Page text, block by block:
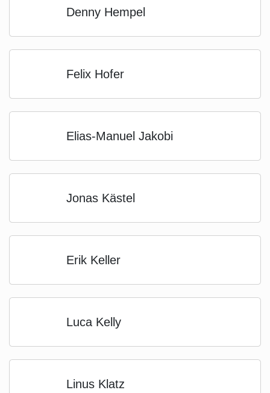
Denny Hempel
Felix Hofer
Elias-Manuel Jakobi
Jonas Kästel
Erik Keller
Luca Kelly
Linus Klatz